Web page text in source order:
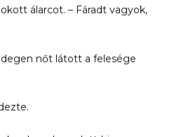
álarcot. – Fáradt vagyok,
nőt látott a felesége